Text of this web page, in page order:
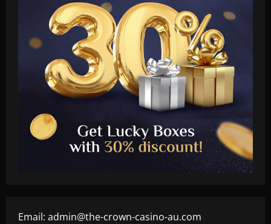
Email: admin@the-crown-casino-au.com